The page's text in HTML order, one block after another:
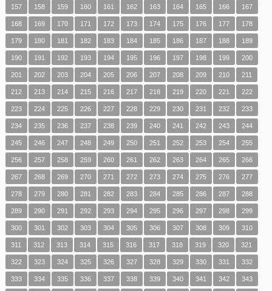
157 158 159 160 161 162 163 164 165 166 167
168 169 170 171 172 173 174 175 176 177 178
179 180 181 182 183 184 185 186 187 188 189
190 191 192 193 194 195 196 197 198 199 200
201 202 203 204 205 206 207 208 209 210 211
212 213 214 215 216 217 218 219 220 221 222
223 224 225 226 227 228 229 230 231 232 233
234 235 236 237 238 239 240 241 242 243 244
245 246 247 248 249 250 251 252 253 254 255
256 257 258 259 260 261 262 263 264 265 266
267 268 269 270 271 272 273 274 275 276 277
278 279 280 281 282 283 284 285 286 287 288
289 290 291 292 293 294 295 296 297 298 299
300 301 302 303 304 305 306 307 308 309 310
311 312 313 314 315 316 317 318 319 320 321
322 323 324 325 326 327 328 329 330 331 332
333 334 335 336 337 338 339 340 341 342 343